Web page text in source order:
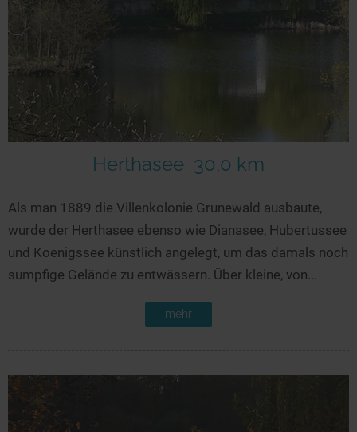
Herthasee 30,0 km
Als man 1889 die Villenkolonie Grunewald ausbaute,
wurde der Herthasee ebenso wie Dianasee, Hubertussee
und Koenigssee künstlich angelegt, um das damals noch
sumpfige Gelände zu entwässern. Über kleine, von...
mehr